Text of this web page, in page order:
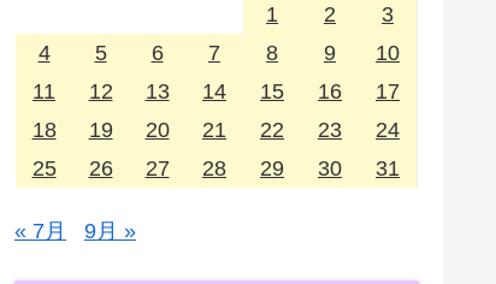
1 2
3
4
5 6 7 8 9
10
11
12 13 14 15 16
17
18
19 20 21 22 23
24
25
26 27 28 29 30 31
« 7月 9月 »